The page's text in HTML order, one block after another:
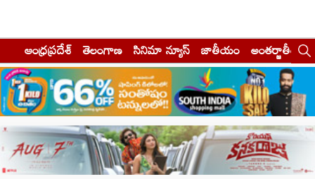
ఆంధ్రప్రదేశ్ తెలంగాణ సినిమా న్యూస్ జాతీయం అంతర్జాతీయం